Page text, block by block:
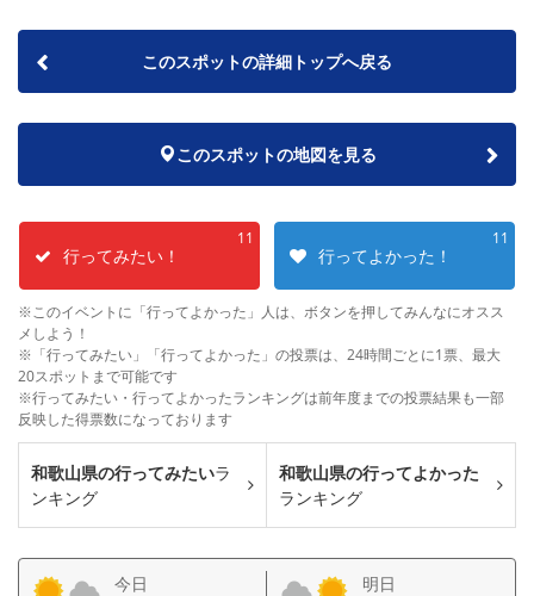
このスポットの詳細トップへ戻る
このスポットの地図を見る
11
行ってみたい！
11
行ってよかった！
※このイベントに「行ってよかった」人は、ボタンを押してみんなにオスス
メしよう！
※「行ってみたい」「行ってよかった」の投票は、24時間ごとに1票、最大
20スポットまで可能です
※行ってみたい・行ってよかったランキングは前年度までの投票結果も一部
反映した得票数になっております
和歌山県の行ってみたいラ
ンキング
和歌山県の行ってよかった
ランキング
今日 明日